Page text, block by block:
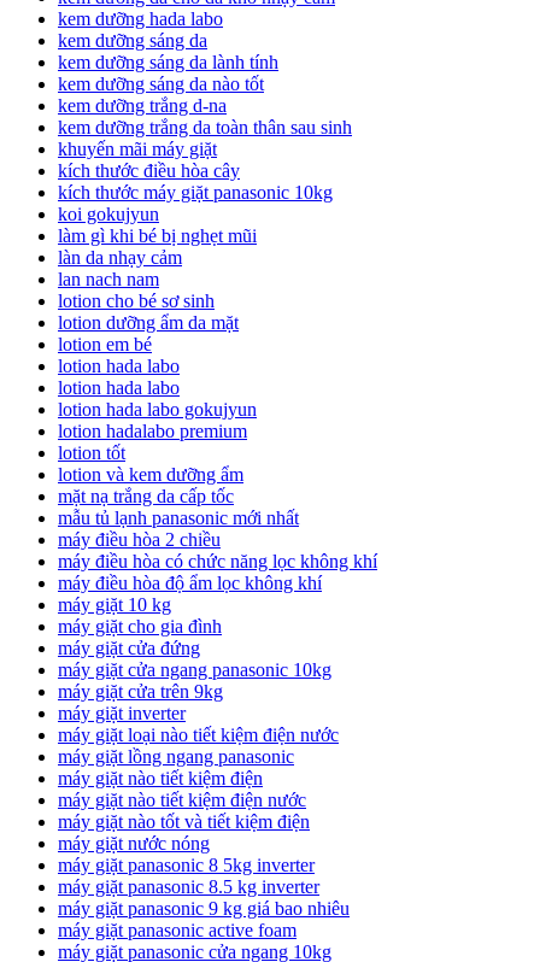
kem dưỡng hada labo
kem dưỡng sáng da
kem dưỡng sáng da lành tính
kem dưỡng sáng da nào tốt
kem dưỡng trắng d-na
kem dưỡng trắng da toàn thân sau sinh
khuyến mãi máy giặt
kích thước điều hòa cây
kích thước máy giặt panasonic 10kg
koi gokujyun
làm gì khi bé bị nghẹt mũi
làn da nhạy cảm
lan nach nam
lotion cho bé sơ sinh
lotion dưỡng ẩm da mặt
lotion em bé
lotion hada labo
lotion hada labo
lotion hada labo gokujyun
lotion hadalabo premium
lotion tốt
lotion và kem dưỡng ẩm
mặt nạ trắng da cấp tốc
mẫu tủ lạnh panasonic mới nhất
máy điều hòa 2 chiều
máy điều hòa có chức năng lọc không khí
máy điều hòa độ ẩm lọc không khí
máy giặt 10 kg
máy giặt cho gia đình
máy giặt cửa đứng
máy giặt cửa ngang panasonic 10kg
máy giặt cửa trên 9kg
máy giặt inverter
máy giặt loại nào tiết kiệm điện nước
máy giặt lồng ngang panasonic
máy giặt nào tiết kiệm điện
máy giặt nào tiết kiệm điện nước
máy giặt nào tốt và tiết kiệm điện
máy giặt nước nóng
máy giặt panasonic 8 5kg inverter
máy giặt panasonic 8.5 kg inverter
máy giặt panasonic 9 kg giá bao nhiêu
máy giặt panasonic active foam
máy giặt panasonic cửa ngang 10kg